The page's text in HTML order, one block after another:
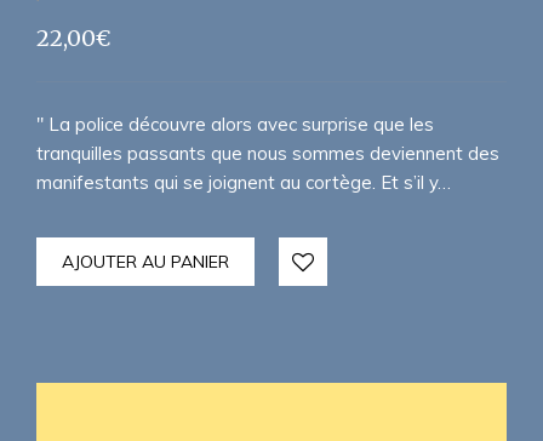
22,00€
" La police découvre alors avec surprise que les
tranquilles passants que nous sommes deviennent des
manifestants qui se joignent au cortège. Et s’il y…
AJOUTER AU PANIER